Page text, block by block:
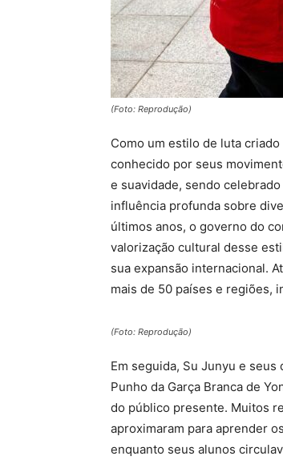
(Foto: Reprodução)
Como um estilo de luta
conhecido por seus
e suavidade, sendo
influência profunda sobre
últimos anos, o governo do
valorização cultural desse
sua expansão internacional.
mais de 50 países e regiões,
(Foto: Reprodução)
Em seguida, Su Junyu e
Punho da Garça Branca de
do público presente. Muitos
aproximaram para aprender
enquanto seus alunos